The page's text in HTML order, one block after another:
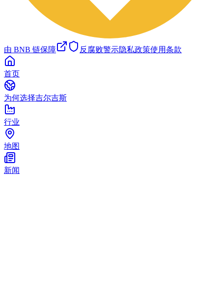
由 BNB 链保障 反腐败警示隐私政策使用条款
首页
为何选择吉尔吉斯
行业
地图
新闻